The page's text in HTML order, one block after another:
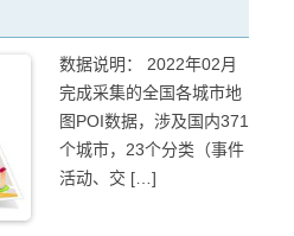
数据说明： 2022年02月
完成采集的全国各城市地
图POI数据，涉及国内371
个城市，23个分类（事件
活动、交 […]